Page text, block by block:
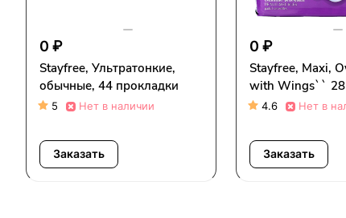
0 ₽
Stayfree, Ультратонкие,
обычные, 44 прокладки
5 Нет в наличии
Заказать
0 ₽
Stayfree, Maxi,
with Wings`` 28
4.6 Нет в
Заказать